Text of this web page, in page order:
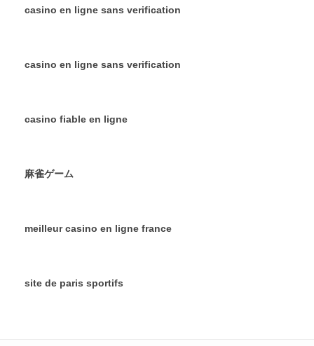
casino en ligne sans verification
casino en ligne sans verification
casino fiable en ligne
麻雀ゲーム
meilleur casino en ligne france
site de paris sportifs